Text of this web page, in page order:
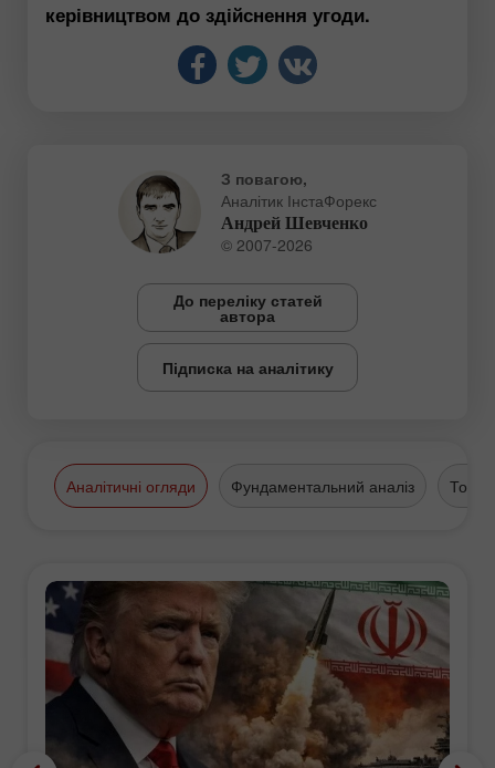
керівництвом до здійснення угоди.
З повагою,
Аналітик ІнстаФорекс
Андрей Шевченко
© 2007-2026
До переліку статей
автора
Підписка на аналітику
Аналітичні огляди Фундаментальний аналіз